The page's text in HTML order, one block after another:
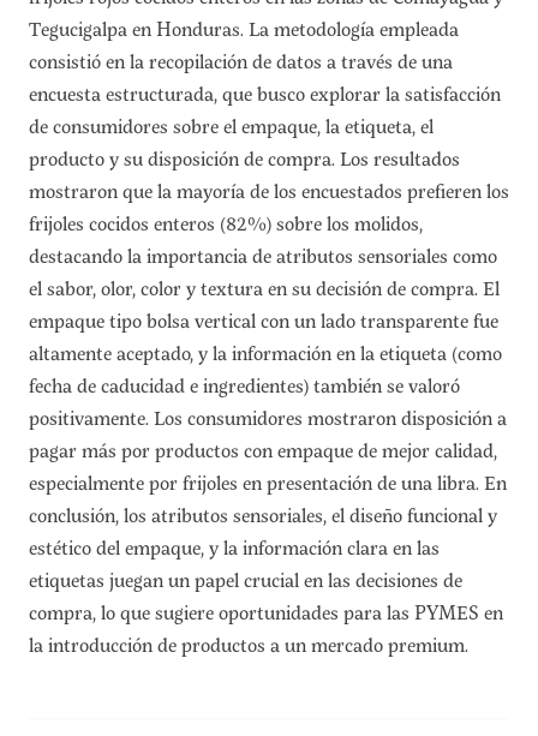
Tegucigalpa en Honduras. La metodología empleada
consistió en la recopilación de datos a través de una
encuesta estructurada, que busco explorar la satisfacción
de consumidores sobre el empaque, la etiqueta, el
producto y su disposición de compra. Los resultados
mostraron que la mayoría de los encuestados prefieren los
frijoles cocidos enteros (82%) sobre los molidos,
destacando la importancia de atributos sensoriales como
el sabor, olor, color y textura en su decisión de compra. El
empaque tipo bolsa vertical con un lado transparente fue
altamente aceptado, y la información en la etiqueta (como
fecha de caducidad e ingredientes) también se valoró
positivamente. Los consumidores mostraron disposición a
pagar más por productos con empaque de mejor calidad,
especialmente por frijoles en presentación de una libra. En
conclusión, los atributos sensoriales, el diseño funcional y
estético del empaque, y la información clara en las
etiquetas juegan un papel crucial en las decisiones de
compra, lo que sugiere oportunidades para las PYMES en
la introducción de productos a un mercado premium.